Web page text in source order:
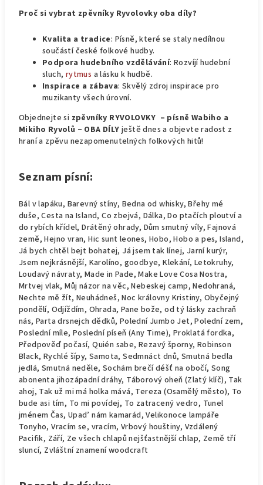
Proč si vybrat zpěvníky Ryvolovky oba díly?
Kvalita a tradice: Písně, které se staly nedílnou
součástí české folkové hudby.
Podpora hudebního vzdělávání: Rozvíjí hudební
sluch, rytmus a lásku k hudbě.
Inspirace a zábava: Skvělý zdroj inspirace pro
muzikanty všech úrovní.
Objednejte si zpěvníky RYVOLOVKY – písně Wabiho a
Mikiho Ryvolů – OBA DÍLY ještě dnes a objevte radost z
hraní a zpěvu nezapomenutelných folkových hitů!
Seznam písní:
Bál v lapáku, Barevný stíny, Bedna od whisky, Břehy mé
duše, Cesta na Island, Co zbejvá, Dálka, Do ptačích ploutví a
do rybích křídel, Drátěný ohrady, Dům smutný víly, Fajnová
země, Hejno vran, Hic sunt leones, Hobo, Hobo a pes, Island,
Já bych chtěl bejt bohatej, Já jsem tak línej, Jarní kurýr,
Jsem nejkrásnější, Karolíno, goodbye, Klekání, Letokruhy,
Loudavý návraty, Made in Pade, Make Love Cosa Nostra,
Mrtvej vlak, Můj názor na věc, Nebeskej camp, Nedohraná,
Nechte mě žít, Neuhádneš, Noc královny Kristiny, Obyčejný
pondělí, Odjíždím, Ohrada, Pane bože, od tý lásky zachraň
nás, Parta drsnejch dědků, Polední Jumbo Jet, Polední zem,
Poslední míle, Poslední píseň (Any Time), Proklatá fordka,
Předpověď počasí, Quién sabe, Rezavý šporny, Robinson
Black, Rychlé šípy, Samota, Sedmnáct dnů, Smutná bedla
jedlá, Smutná neděle, Sochám brečí déšť na obočí, Song
abonenta jihozápadní dráhy, Táborový oheň (Zlatý klíč), Tak
ahoj, Tak už mi má holka mává, Tereza (Osamělý město), To
bude asi tím, To mi povídej, To zatracený vedro, Tunel
jménem Čas, Upad’ nám kamarád, Velikonoce lampáře
Tonyho, Vracím se, vracím, Vrbový houštiny, Vzdálený
Pacifik, Září, Ze všech chlapů nejšťastnější chlap, Země tří
sluncí, Zvláštní znamení woodcraft